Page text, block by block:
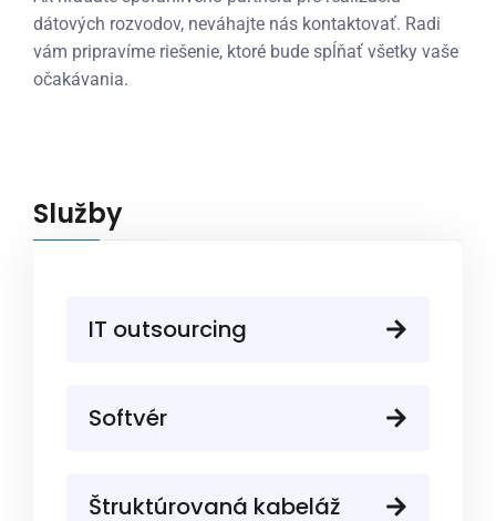
dátových rozvodov, neváhajte nás kontaktovať. Radi
vám pripravíme riešenie, ktoré bude spĺňať všetky vaše
očakávania.
Služby
IT outsourcing
Softvér
Štruktúrovaná kabeláž